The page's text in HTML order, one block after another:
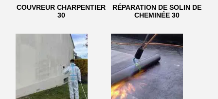
COUVREUR CHARPENTIER
30
RÉPARATION DE SOLIN DE
CHEMINÉE 30